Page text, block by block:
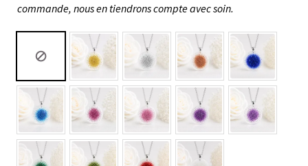
commande, nous en tiendrons compte avec soin.